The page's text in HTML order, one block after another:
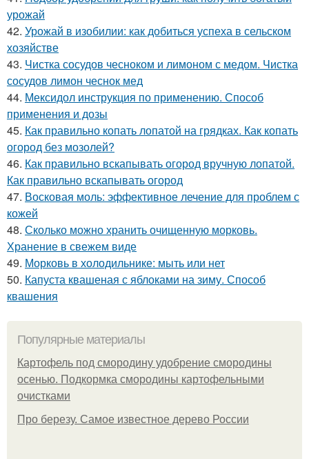
урожай
42. Урожай в изобилии: как добиться успеха в сельском
хозяйстве
43. Чистка сосудов чесноком и лимоном с медом. Чистка
сосудов лимон чеснок мед
44. Мексидол инструкция по применению. Способ
применения и дозы
45. Как правильно копать лопатой на грядках. Как копать
огород без мозолей?
46. Как правильно вскапывать огород вручную лопатой.
Как правильно вскапывать огород
47. Восковая моль: эффективное лечение для проблем с
кожей
48. Сколько можно хранить очищенную морковь.
Хранение в свежем виде
49. Морковь в холодильнике: мыть или нет
50. Капуста квашеная с яблоками на зиму. Способ
квашения
Популярные материалы
Картофель под смородину удобрение смородины
осенью. Подкормка смородины картофельными
очистками
Про березу. Самое известное дерево России